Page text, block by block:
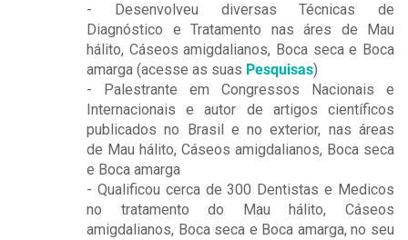
- Desenvolveu diversas Técnicas de
Diagnóstico e Tratamento nas áres de
Mau
hálito, Cáseos amigdalianos, Boca seca e Boca
amarga (acesse as suas Pesquisas)
- Palestrante em Congressos Nacionais e
Internacionais e autor de artigos científicos
publicados no Brasil e no exterior, nas áreas
de Mau hálito, Cáseos amigdalianos, Boca seca
e Boca amarga
- Qualificou cerca de 300 Dentistas e Medicos
no tratamento do Mau hálito, Cáseos
amigdalianos, Boca seca e Boca amarga, no seu